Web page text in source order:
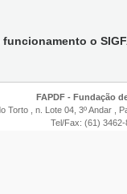
o
FAPDF - Fundação
Torto , n. Lote 04, 3º Andar ,
Tel/Fax: (61)